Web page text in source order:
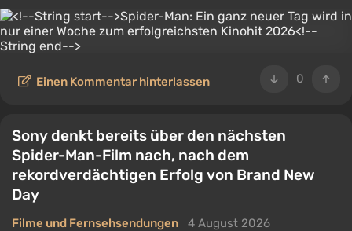
0
Einen Kommentar hinterlassen
Sony denkt bereits über den nächsten
Spider-Man-Film nach, nach dem
rekordverdächtigen Erfolg von Brand New
Day
Filme und Fernsehsendungen 4 August 2026